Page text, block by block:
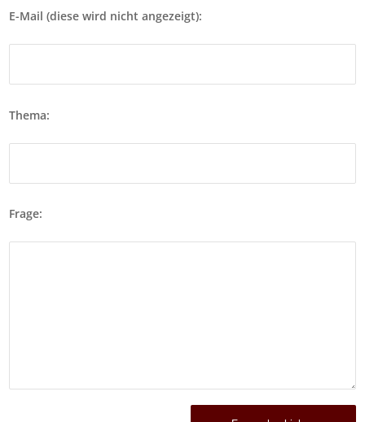
E-Mail (diese wird nicht angezeigt):
Thema:
Frage: